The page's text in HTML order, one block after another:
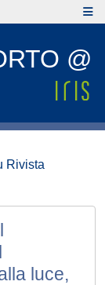
@
Rivista
luce,